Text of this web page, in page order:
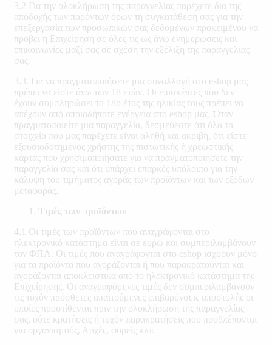
3.2 Για την ολοκλήρωση της παραγγελίας παρέχετε δια της
αποδοχής των παρόντων όρων τη συγκατάθεσή σας για την
επεξεργασία των προσωπικών σας δεδομένων προκειμένου να
προβεί η Επιχείρηση σε όλες τις ως άνω ενημερώσεις και
επικοινωνίες μαζί σας σε σχέση την εξέλιξη της παραγγελίας
σας.
3.3. Για να πραγματοποιήσετε μια συναλλαγή στο eshop μας
πρέπει να είστε άνω των 18 ετών. Οι επισκέπτες που δεν
έχουν συμπληρώσει το 18ο έτος της ηλικίας τους πρέπει να
απέχουν από οποιαδήποτε ενέργεια στο eshop μας. Όταν
πραγματοποιείτε μια παραγγελία, δεσμεύεστε ότι όλα τα
στοιχεία που μας παρέχετε είναι αληθή και ακριβή, ότι είστε
εξουσιοδοτημένος χρήστης της πιστωτικής ή χρεωστικής
κάρτας που χρησιμοποιήσατε για να πραγματοποιήσετε την
παραγγελία σας και ότι υπάρχει επαρκές υπόλοιπο για την
κάλυψη του τιμήματος αγοράς των προϊόντων και των εξόδων
μεταφοράς.
Τιμές των προϊόντων
4.1 Οι τιμές των προϊόντων που αναγράφονται στο
ηλεκτρονικό κατάστημα είναι σε ευρώ και συμπεριλαμβάνουν
τον ΦΠΑ. Οι τιμές που αναγράφονται στο eshop ισχύουν μόνο
για τα προϊόντα που αγοράζονται ή που παρακρατούνται και
αγοράζονται αποκλειστικά από το ηλεκτρονικό κατάστημα της
Επιχείρησης. Οι αναγραφόμενες τιμές δεν συμπεριλαμβάνουν
τις τυχόν πρόσθετες απαιτούμενες επιβαρύνσεις αποστολής οι
οποίες προστίθενται πριν την ολοκλήρωση της παραγγελίας
σας, ούτε κρατήσεις ή τυχόν παρακρατήσεις που προβλέπονται
για οργανισμούς, Αρχές, φορείς κλπ.